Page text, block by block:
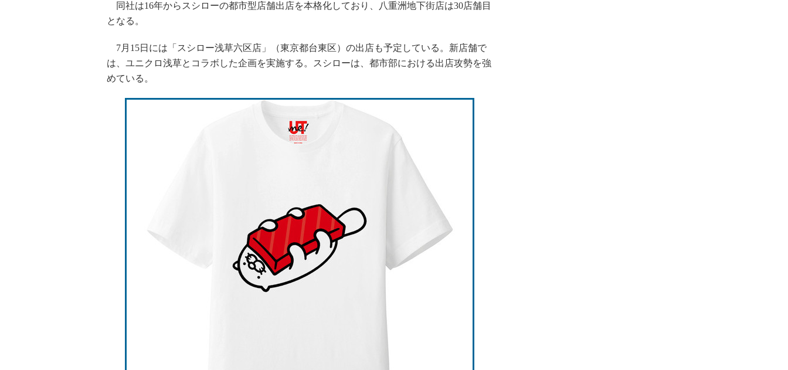
同社は16年からスシローの都市型店舗出店を本格化しており、八重洲地下街店は30店舗目
となる。
7月15日には「スシロー浅草六区店」（東京都台東区）の出店も予定している。新店舗で
は、ユニクロ浅草とコラボした企画を実施する。スシローは、都市部における出店攻勢を強
めている。